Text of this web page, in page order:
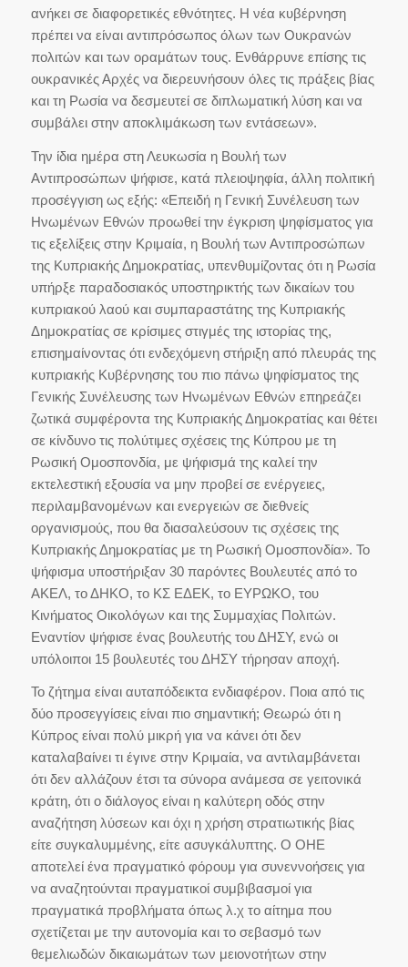
ανήκει σε διαφορετικές εθνότητες. Η νέα κυβέρνηση
πρέπει να είναι αντιπρόσωπος όλων των Ουκρανών
πολιτών και των οραμάτων τους. Ενθάρρυνε επίσης τις
ουκρανικές Αρχές να διερευνήσουν όλες τις πράξεις βίας
και τη Ρωσία να δεσμευτεί σε διπλωματική λύση και να
συμβάλει στην αποκλιμάκωση των εντάσεων».
Την ίδια ημέρα στη Λευκωσία η Βουλή των
Αντιπροσώπων ψήφισε, κατά πλειοψηφία, άλλη πολιτική
προσέγγιση ως εξής: «Επειδή η Γενική Συνέλευση των
Ηνωμένων Εθνών προωθεί την έγκριση ψηφίσματος για
τις εξελίξεις στην Κριμαία, η Βουλή των Αντιπροσώπων
της Κυπριακής Δημοκρατίας, υπενθυμίζοντας ότι η Ρωσία
υπήρξε παραδοσιακός υποστηρικτής των δικαίων του
κυπριακού λαού και συμπαραστάτης της Κυπριακής
Δημοκρατίας σε κρίσιμες στιγμές της ιστορίας της,
επισημαίνοντας ότι ενδεχόμενη στήριξη από πλευράς της
κυπριακής Κυβέρνησης του πιο πάνω ψηφίσματος της
Γενικής Συνέλευσης των Ηνωμένων Εθνών επηρεάζει
ζωτικά συμφέροντα της Κυπριακής Δημοκρατίας και θέτει
σε κίνδυνο τις πολύτιμες σχέσεις της Κύπρου με τη
Ρωσική Ομοσπονδία, με ψήφισμά της καλεί την
εκτελεστική εξουσία να μην προβεί σε ενέργειες,
περιλαμβανομένων και ενεργειών σε διεθνείς
οργανισμούς, που θα διασαλεύσουν τις σχέσεις της
Κυπριακής Δημοκρατίας με τη Ρωσική Ομοσπονδία». Το
ψήφισμα υποστήριξαν 30 παρόντες Βουλευτές από το
ΑΚΕΛ, το ΔΗΚΟ, το ΚΣ ΕΔΕΚ, το ΕΥΡΩΚΟ, του
Κινήματος Οικολόγων και της Συμμαχίας Πολιτών.
Εναντίον ψήφισε ένας βουλευτής του ΔΗΣΥ, ενώ οι
υπόλοιποι 15 βουλευτές του ΔΗΣΥ τήρησαν αποχή.
Το ζήτημα είναι αυταπόδεικτα ενδιαφέρον. Ποια από τις
δύο προσεγγίσεις είναι πιο σημαντική; Θεωρώ ότι η
Κύπρος είναι πολύ μικρή για να κάνει ότι δεν
καταλαβαίνει τι έγινε στην Κριμαία, να αντιλαμβάνεται
ότι δεν αλλάζουν έτσι τα σύνορα ανάμεσα σε γειτονικά
κράτη, ότι ο διάλογος είναι η καλύτερη οδός στην
αναζήτηση λύσεων και όχι η χρήση στρατιωτικής βίας
είτε συγκαλυμμένης, είτε ασυγκάλυπτης. Ο ΟΗΕ
αποτελεί ένα πραγματικό φόρουμ για συνεννοήσεις για
να αναζητούνται πραγματικοί συμβιβασμοί για
πραγματικά προβλήματα όπως λ.χ το αίτημα που
σχετίζεται με την αυτονομία και το σεβασμό των
θεμελιωδών δικαιωμάτων των μειονοτήτων στην